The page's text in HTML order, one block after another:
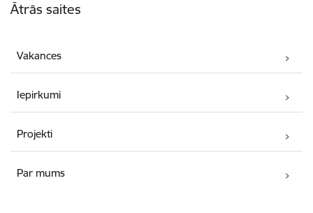
Ātrās saites
Vakances
Iepirkumi
Projekti
Par mums